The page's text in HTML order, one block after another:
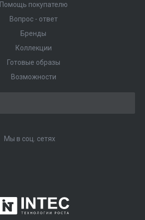
Помощь покупателю
Вопрос - ответ
Бренды
Коллекции
Готовые образы
Возможности
Мы в соц. сетях